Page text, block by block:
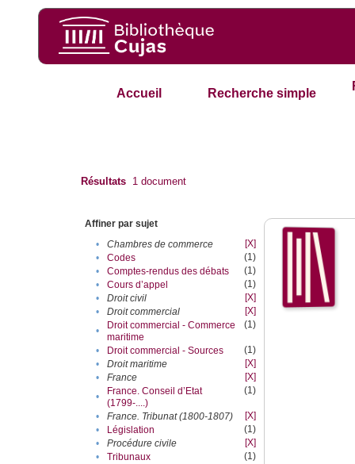
Accueil Recherche simple
Résultats 1 document
Affiner par sujet
•
Chambres de commerce
[X]
•
Codes
(1)
•
Comptes-rendus des débats
(1)
•
Cours d’appel
(1)
•
Droit civil
[X]
•
Droit commercial
[X]
•
Droit commercial - Commerce
maritime
(1)
• Droit commercial - Sources
(1)
•
Droit maritime
[X]
•
France
[X]
•
France. Conseil d’Etat
(1799-....)
(1)
• France. Tribunat (1800-1807)
[X]
•
Législation
(1)
•
Procédure civile
[X]
•
Tribunaux
(1)